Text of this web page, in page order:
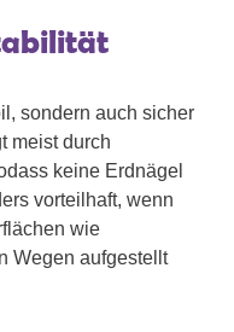
sondern auch sicher
meist durch
keine Erdnägel
vorteilhaft, wenn
wie
Wegen aufgestellt